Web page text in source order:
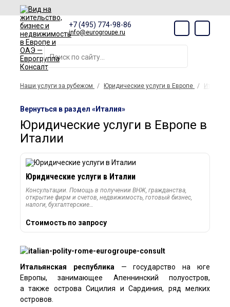
+7 (495) 774-98-86
info@eurogroupe.ru
Наши услуги за рубежом Юридические услуги в Европе Италия
Вернуться в раздел «Италия»
Юридические услуги в Европе в
Италии
Юридические услуги в Италии
Консультации. Помощь в получении ВНЖ, гражданства,
открытие фирм и счетов, недвижимость, готовый бизнес,
налоги, бухгалтерские…
Стоимость по запросу
Итальянская республика — государство на юге
Европы, занимающее Апеннинский полуостров,
а также острова Сицилия и Сардиния, ряд мелких
островов.